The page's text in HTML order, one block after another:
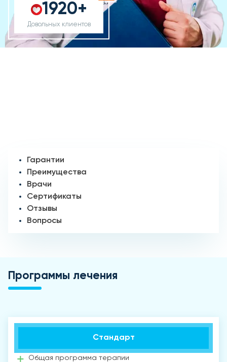
1920+
Довольных клиентов
Гарантии
Преимущества
Врачи
Сертификаты
Отзывы
Вопросы
Программы лечения
Стандарт
Общая программа терапии